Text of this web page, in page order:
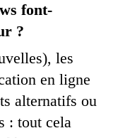
font-
?
les
en ligne
alternatifs ou
: tout cela